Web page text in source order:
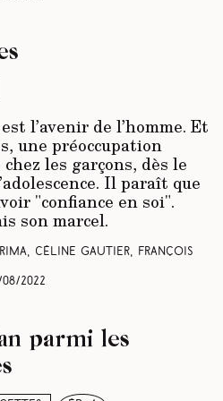
l’avenir de l’homme. Et
une préoccupation
les garçons, dès le
Il paraît que
"confiance en soi".
son marcel.
Céline Gautier, François
2022
parmi les